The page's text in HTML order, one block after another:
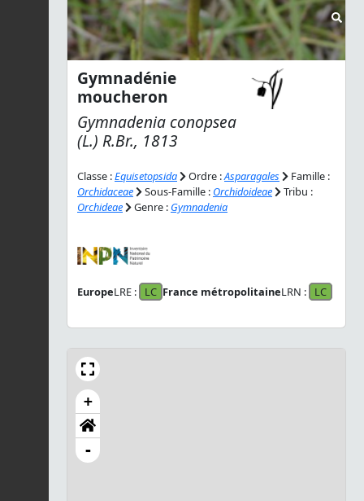
Gymnadénie
moucheron
Gymnadenia conopsea
(L.) R.Br., 1813
Classe :Equisetopsida Ordre :Asparagales
Famille :
Orchidaceae
Sous-Famille : Orchidoideae
Tribu :
Orchideae
Genre : Gymnadenia
EuropeLRE : LC France métropolitaineLRN : LC
+
-